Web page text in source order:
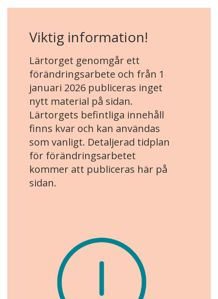
Viktig information!
Lärtorget genomgår ett
förändringsarbete och från 1
januari 2026 publiceras inget
nytt material på sidan.
Lärtorgets befintliga innehåll
finns kvar och kan användas
som vanligt. Detaljerad tidplan
för förändringsarbetet
kommer att publiceras här på
sidan.